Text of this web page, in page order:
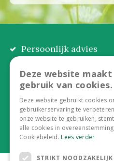
Persoonlijk advies
Alles onder één dak
Duurzaam en
Lever je statiegeldflessen bij
Deze website maakt
gebruik van cookies.
Deze website gebruikt cookies
gebruikerservaring te
onze website te gebruiken,
alle cookies in
Cookiebeleid. Lees verder
STRIKT NOODZAKELIJK